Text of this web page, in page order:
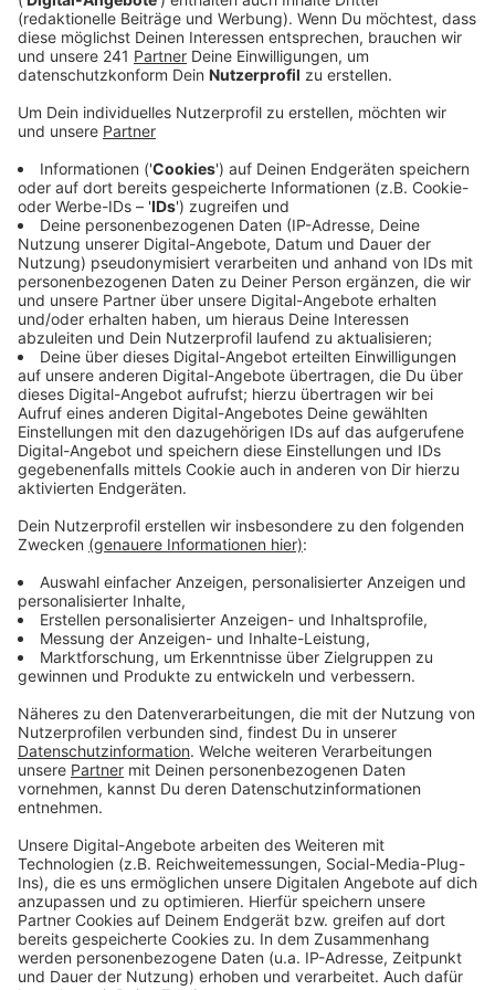
erhalten.
Veröffentlicht: Mittwoch, 02.08.2023 06:38
Anzeige
Nach der Fertigstellung des ersten Teils, die Ende
dieses Jahres erfolgen soll, wird der Verkehr von der
alten auf die neue Rheinbrücke umgelegt, um dann im
Anschluss die alte Brücke abzureißen und an gleicher
Stelle das neue Bauwerk zu errichten. Vor allem für
den Schwerverkehr wird das eine deutliche Entlastung
sein. Damit rücke die Fertigstellung Ende 2027 näher,
heißt es aus dem Bundesverkehrsministerium.
Anzeige
Weitere Meldungen aus Leverkusen
Anzeige
Leverkusener Bürgerbüro öffnet später
Stadt nutzt Ferien für Sanierungen in Leverkusener
Schulen
OB Richrath fordert mehr Entlastung für Leverkusener
Gastro
Anzeige
Anzeige